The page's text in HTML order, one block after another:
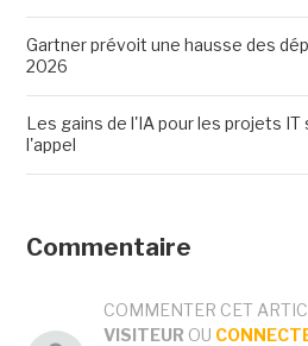
Gartner prévoit une hausse des
2026
Les gains de l'IA pour les projets
l'appel
Commentaire
COMMENTER CET
VISITEUR OU